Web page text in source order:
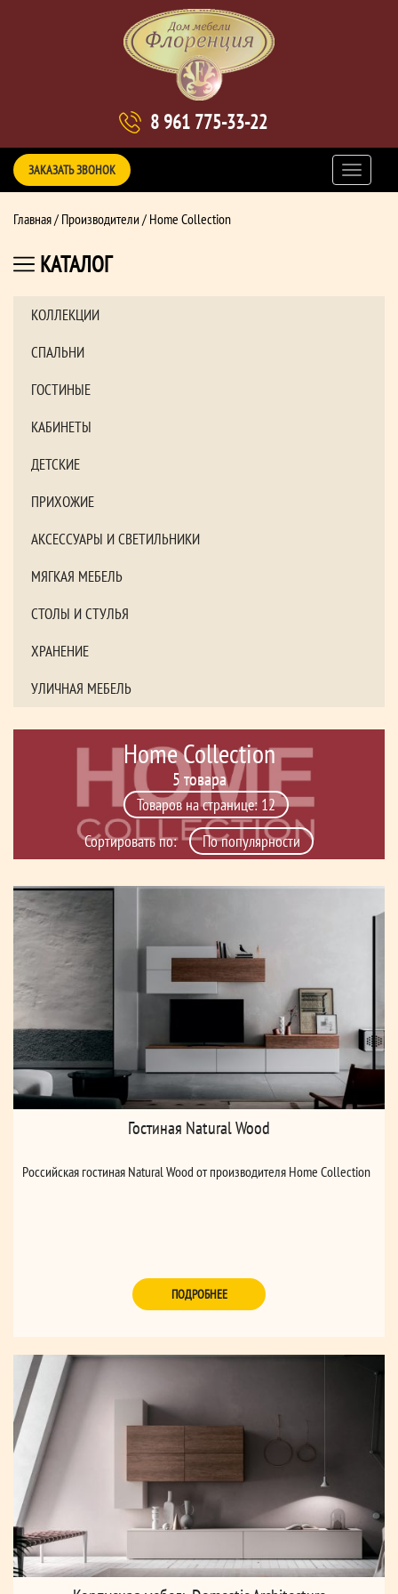
8 961 775-33-22
ЗАКАЗАТЬ ЗВОНОК
Главная/ Производители / Home Collection
КАТАЛОГ
КОЛЛЕКЦИИ
СПАЛЬНИ
ГОСТИНЫЕ
КАБИНЕТЫ
ДЕТСКИЕ
ПРИХОЖИЕ
АКСЕССУАРЫ И СВЕТИЛЬНИКИ
МЯГКАЯ МЕБЕЛЬ
СТОЛЫ И СТУЛЬЯ
ХРАНЕНИЕ
УЛИЧНАЯ МЕБЕЛЬ
Home Collection
5 товара
Сортировать по:
Гостиная Natural Wood
Российская гостиная Natural Wood от производителя Home Collection
ПОДРОБНЕЕ